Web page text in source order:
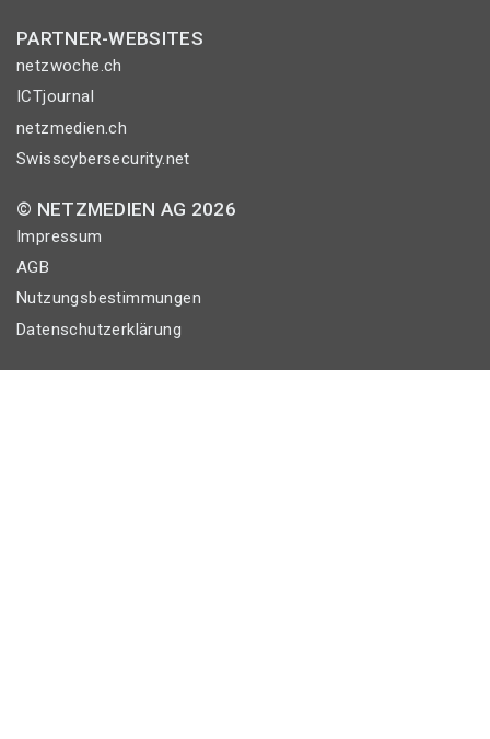
PARTNER-WEBSITES
netzwoche.ch
ICTjournal
netzmedien.ch
Swisscybersecurity.net
© NETZMEDIEN AG 2026
Impressum
AGB
Nutzungsbestimmungen
Datenschutzerklärung